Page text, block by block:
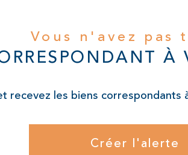
Vous n'avez pas
À
recevez les biens
Créer l'alerte